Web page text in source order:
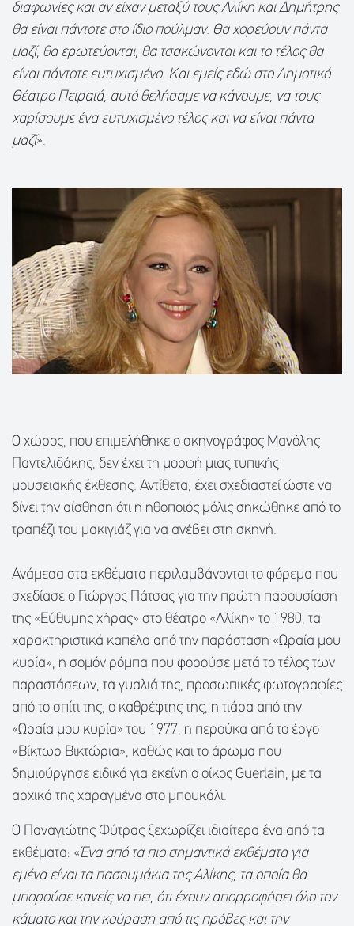
διαφωνίες και αν είχαν μεταξύ τους Αλίκη και Δημήτρης
θα είναι πάντοτε στο ίδιο πούλμαν. Θα χορεύουν πάντα
μαζί, θα ερωτεύονται, θα τσακώνονται και το τέλος θα
είναι πάντοτε ευτυχισμένο. Και εμείς εδώ στο Δημοτικό
Θέατρο Πειραιά, αυτό θελήσαμε να κάνουμε, να τους
χαρίσουμε ένα ευτυχισμένο τέλος και να είναι πάντα
μαζί».
Ο χώρος, που επιμελήθηκε ο σκηνογράφος Μανόλης
Παντελιδάκης, δεν έχει τη μορφή μιας τυπικής
μουσειακής έκθεσης. Αντίθετα, έχει σχεδιαστεί ώστε να
δίνει την αίσθηση ότι η ηθοποιός μόλις σηκώθηκε από το
τραπέζι του μακιγιάζ για να ανέβει στη σκηνή.
Ανάμεσα στα εκθέματα περιλαμβάνονται το φόρεμα που
σχεδίασε ο Γιώργος Πάτσας για την πρώτη παρουσίαση
της «Εύθυμης χήρας» στο θέατρο «Αλίκη» το 1980, τα
χαρακτηριστικά καπέλα από την παράσταση «Ωραία μου
κυρία», η σομόν ρόμπα που φορούσε μετά το τέλος των
παραστάσεων, τα γυαλιά της, προσωπικές φωτογραφίες
από το σπίτι της, ο καθρέφτης της, η τιάρα από την
«Ωραία μου κυρία» του 1977, η περούκα από το έργο
«Βίκτωρ Βικτώρια», καθώς και το άρωμα που
δημιούργησε ειδικά για εκείνη ο οίκος Guerlain, με τα
αρχικά της χαραγμένα στο μπουκάλι.
Ο Παναγιώτης Φύτρας ξεχωρίζει ιδιαίτερα ένα από τα
εκθέματα: «Ένα από τα πιο σημαντικά εκθέματα για
εμένα είναι τα πασουμάκια της Αλίκης, τα οποία θα
μπορούσε κανείς να πει, ότι έχουν απορροφήσει όλο τον
κάματο και την κούραση από τις πρόβες και την